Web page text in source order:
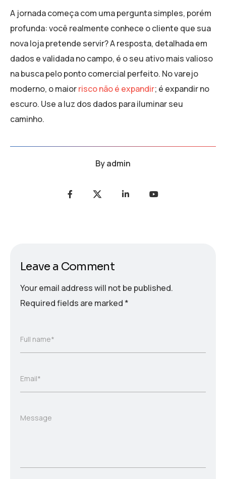
A jornada começa com uma pergunta simples, porém
profunda: você realmente conhece o cliente que sua
nova loja pretende servir? A resposta, detalhada em
dados e validada no campo, é o seu ativo mais valioso
na busca pelo ponto comercial perfeito. No varejo
moderno, o maiorrisco não é expandir; é expandir no
escuro. Use a luz dos dados para iluminar seu
caminho.
Byadmin
Leave a Comment
Your email address will not be published.
Required fields are marked *
Full name*
Email*
Message